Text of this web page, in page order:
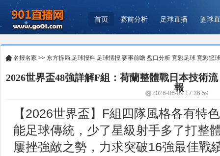
首页 赛前分析 足球直播 篮球
名报名家 >> 东方拆局 足球报料 足球情报 赛事前瞻 盘口分析 竞彩足球 竞彩篮球
2026世界盃48強詳解F組：荷蘭整體戰日本技術
報
2026-06-09 17:36:59
【2026世界盃】F組四隊風格各有特
能足球傳統，少了星級射手多了打整
屢挫強敵之勢，力求突破16強最佳戰